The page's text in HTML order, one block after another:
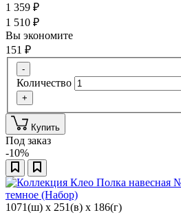
1 359 ₽
1 510 ₽
Вы экономите
151 ₽
-
Количество
+
Купить
Под заказ
-10%
1071(ш) x 251(в) x 186(г)